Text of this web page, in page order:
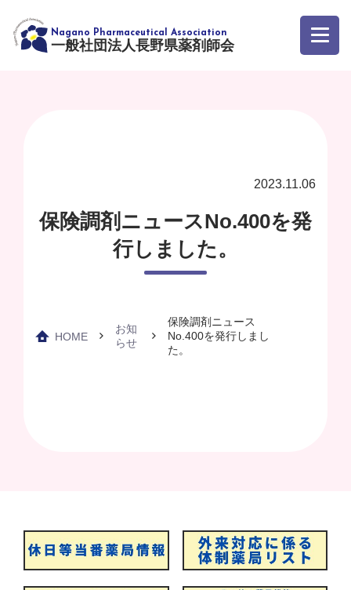
一般社団法人長野県薬剤師会
2023.11.06
保険調剤ニュースNo.400を発
行しました。
HOME
お知
らせ
保険調剤ニュース
No.400を発行しまし
た。